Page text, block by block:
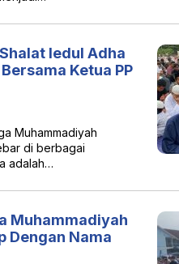
Iedul Adha
Ketua PP
Muhammadiyah
di berbagai
adalah…
Muhammadiyah
Dengan Nama